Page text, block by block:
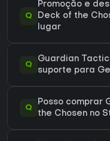
Q
Promoção e
Deck of the
lugar
Q
Guardian
suporte para
Q
Posso comprar
the Chosen no